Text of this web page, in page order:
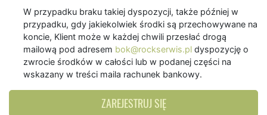
W przypadku braku takiej dyspozycji, także później w
przypadku, gdy jakiekolwiek środki są przechowywane na
koncie, Klient może w każdej chwili przesłać drogą
mailową pod adresem bok@rockserwis.pl dyspozycję o
zwrocie środków w całości lub w podanej części na
wskazany w treści maila rachunek bankowy.
ZAREJESTRUJ SIĘ